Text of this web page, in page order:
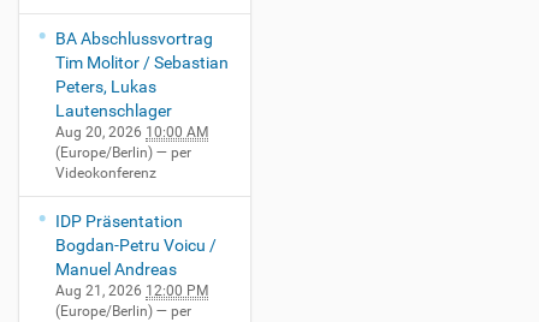
BA Abschlussvortrag
Tim Molitor / Sebastian
Peters, Lukas
Lautenschlager
Aug 20, 2026 10:00 AM
(Europe/Berlin) — per
Videokonferenz
IDP Präsentation
Bogdan-Petru Voicu /
Manuel Andreas
Aug 21, 2026 12:00 PM
(Europe/Berlin) — per